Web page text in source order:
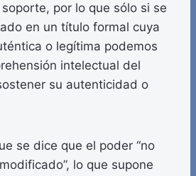
por lo que sólo si se
en un título formal cuya
o legítima podemos
intelectual del
su autenticidad o
se dice que el poder “no
lo que supone